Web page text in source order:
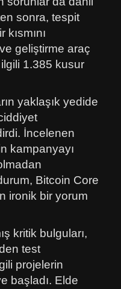
sonra, tespit
geliştirme araç
1.385 kusur
yaklaşık yedide
İncelenen
kampanyayı
Bitcoin Core
ironik bir yorum
kritik bulguları,
test
projelerin
başladı. Elde